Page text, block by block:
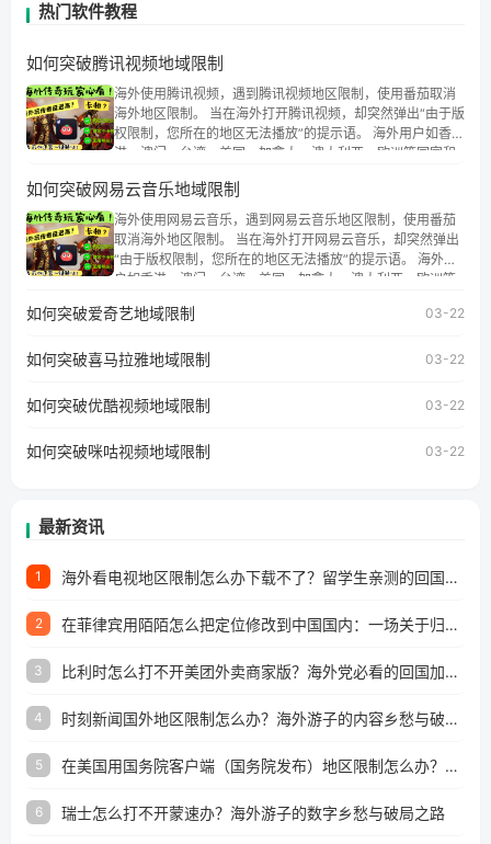
热门软件教程
如何突破腾讯视频地域限制
海外使用腾讯视频，遇到腾讯视频地区限制，使用番茄取消
海外地区限制。 当在海外打开腾讯视频，却突然弹出“由于版
权限制，您所在的地区无法播放”的提示语。 海外用户如香
港、澳门、台湾、美国、加拿大、澳大利亚、欧洲等国家和
权限制问题，且仅能在中国大陆地区播放。 遇到这个问题的
朋友们，使用番茄回国加速器，即可解决「海外用户收听腾
讯视频地区版权限制」的问题，无论人在香港、澳门、台
湾、美国、加拿大、澳大利亚、欧洲等国家和地区工作、留
学、定居等，都可以使用，不再因地区和版权限制所困扰。
如何突破网易云音乐地域限制
海外使用网易云音乐，遇到网易云音乐地区限制，使用番茄
取消海外地区限制。 当在海外打开网易云音乐，却突然弹出
“由于版权限制，您所在的地区无法播放”的提示语。 海外用
户如香港、澳门、台湾、美国、加拿大、澳大利亚、欧洲等
地区及版权限制问题，且仅能在中国大陆地区播放。 遇到这
户收听网易云音乐地区版权限制」的问题，无论人在香港、
工作、留学、定居等，都可以使用，不再因地区和版权限制
所困扰。
如何突破爱奇艺地域限制 03-22
如何突破喜马拉雅地域限制 03-22
如何突破优酷视频地域限制 03-22
如何突破咪咕视频地域限制 03-22
最新资讯
1 海外看电视地区限制怎么办下载不了？留学生亲测的回国加速方案（附2026世界杯观赛技巧）
2 在菲律宾用陌陌怎么把定位修改到中国国内：一场关于归属感与连接的探索
3 比利时怎么打不开美团外卖商家版？海外党必看的回国加速全攻略
4 时刻新闻国外地区限制怎么办？海外游子的内容乡愁与破局之路
5 在美国用国务院客户端（国务院发布）地区限制怎么办？3步解决海外看国内内容难题
6 瑞士怎么打不开蒙速办？海外游子的数字乡愁与破局之路